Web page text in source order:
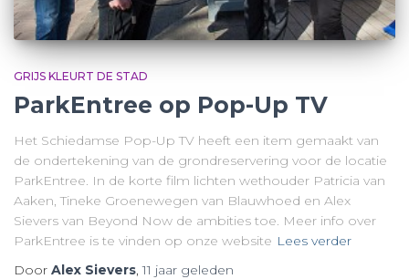
GRIJS KLEURT DE STAD
ParkEntree op Pop-Up TV
Het Schiedamse Pop-Up TV heeft een item gemaakt van
de ondertekening van de grondreservering voor de locatie
ParkEntree. In de korte film lichten wethouder Patricia van
Aaken, Tineke Groenewegen van Blauwhoed en Alex
Sievers van Beyond Now de ambities toe. Meer info over
ParkEntree is te vinden op onze website Lees verder
Door Alex Sievers,11 jaar geleden